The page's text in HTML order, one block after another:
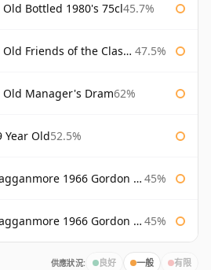
Bottled 1980's 75cl45.7%
of the Classic Malts 47.5%
Old Manager's Dram62%
Year Old52.5%
1966 Gordon & Macphail 45%
1966 Gordon & Macphail 45%
供應狀況: 良好 一般 有限